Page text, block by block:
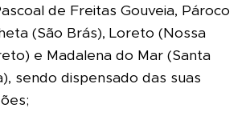
de Freitas Gouveia, Pároco
(São Brás), Loreto (Nossa
e Madalena do Mar (Santa
sendo dispensado das suas